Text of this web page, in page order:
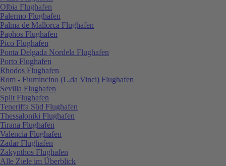
Olbia Flughafen
Palermo Flughafen
Palma de Mallorca Flughafen
Paphos Flughafen
Pico Flughafen
Ponta Delgada Nordela Flughafen
Porto Flughafen
Rhodos Flughafen
Rom - Fiumincino (L.da Vinci) Flughafen
Sevilla Flughafen
Split Flughafen
Teneriffa Süd Flughafen
Thessaloniki Flughafen
Tirana Flughafen
Valencia Flughafen
Zadar Flughafen
Zakynthos Flughafen
Alle Ziele im Überblick